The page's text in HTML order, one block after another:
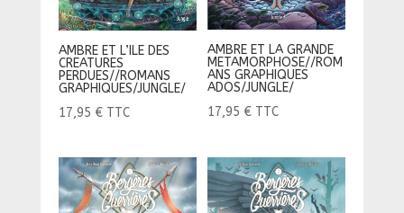
AMBRE ET L’ILE DES
CREATURES
PERDUES//ROMANS
GRAPHIQUES/JUNGLE/
17,95 € TTC
AMBRE ET LA GRANDE
METAMORPHOSE//ROM
ANS GRAPHIQUES
ADOS/JUNGLE/
17,95 € TTC